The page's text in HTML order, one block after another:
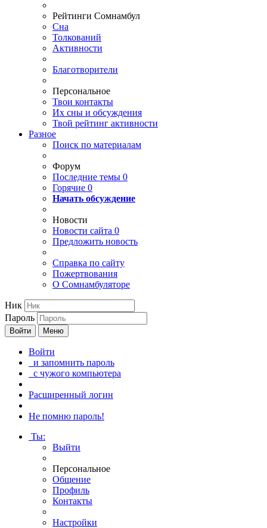
Рейтинги Сомнамбул
Сна
Толкований
Активности
Благотворители
Персональное
Твои контакты
Их сны и обсуждения
Твой рейтинг активности
Разное
Поиск по материалам
Форум
Последние темы 0
Горячие 0
Начать обсуждение
Новости
Новости сайта 0
Предложить новость
Справка по сайту
Пожертвования
О Сомнамбуляторе
Ник
Пароль
Войти Меню
Войти
и запомнить пароль
с чужого компьютера
Расширенный логин
Не помню пароль!
Ты:
Выйти
Персональное
Общение
Профиль
Контакты
Настройки